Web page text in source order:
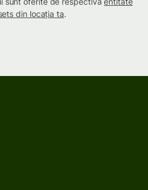
din locația ta.